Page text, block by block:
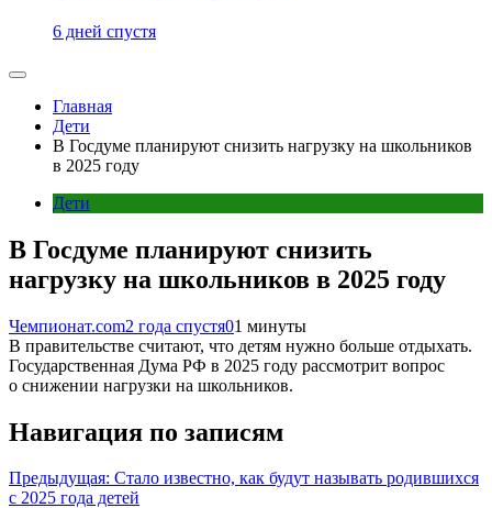
6 дней спустя
Главная
Дети
В Госдуме планируют снизить нагрузку на школьников
в 2025 году
Дети
В Госдуме планируют снизить
нагрузку на школьников в 2025 году
Чемпионат.com2 года спустя01 минуты
В правительстве считают, что детям нужно больше отдыхать.
Государственная Дума РФ в 2025 году рассмотрит вопрос
о снижении нагрузки на школьников.
Навигация по записям
Предыдущая: Стало известно, как будут называть родившихся
с 2025 года детей